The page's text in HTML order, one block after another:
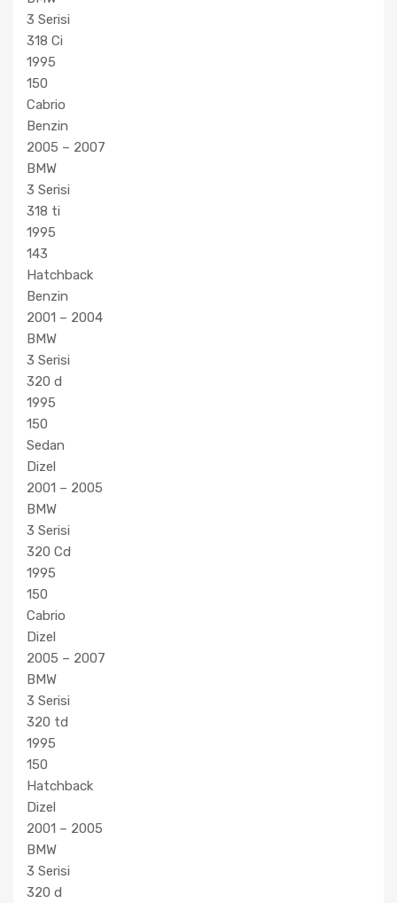
3 Serisi
318 Ci
1995
150
Cabrio
Benzin
2005 – 2007
BMW
3 Serisi
318 ti
1995
143
Hatchback
Benzin
2001 – 2004
BMW
3 Serisi
320 d
1995
150
Sedan
Dizel
2001 – 2005
BMW
3 Serisi
320 Cd
1995
150
Cabrio
Dizel
2005 – 2007
BMW
3 Serisi
320 td
1995
150
Hatchback
Dizel
2001 – 2005
BMW
3 Serisi
320 d